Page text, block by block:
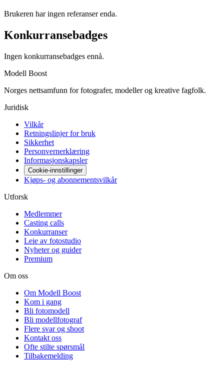
Brukeren har ingen referanser enda.
Konkurransebadges
Ingen konkurransebadges ennå.
Modell Boost
Norges nettsamfunn for fotografer, modeller og kreative fagfolk.
Juridisk
Vilkår
Retningslinjer for bruk
Sikkerhet
Personvernerklæring
Informasjonskapsler
Cookie-innstillinger
Kjøps- og abonnementsvilkår
Utforsk
Medlemmer
Casting calls
Konkurranser
Leie av fotostudio
Nyheter og guider
Premium
Om oss
Om Modell Boost
Kom i gang
Bli fotomodell
Bli modellfotograf
Flere svar og shoot
Kontakt oss
Ofte stilte spørsmål
Tilbakemelding